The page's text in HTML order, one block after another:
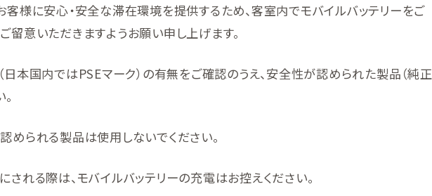
客様に安心・安全な滞在環境を提供するため、客室内でモバイルバッテリーをご
留意いただきますようお願い申し上げます。
日本国内ではPSEマーク）の有無をご確認のうえ、安全性が認められた製品（純正
められる製品は使用しないでください。
される際は、モバイルバッテリーの充電はお控えください。